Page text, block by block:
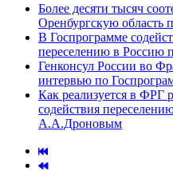
Более десяти тысяч
Оренбургскую область
В Госпрограмме
переселению в Россию
Генконсул России во
интервью по
Как реализуется в ФРГ
содействия
А.А.Дроновым